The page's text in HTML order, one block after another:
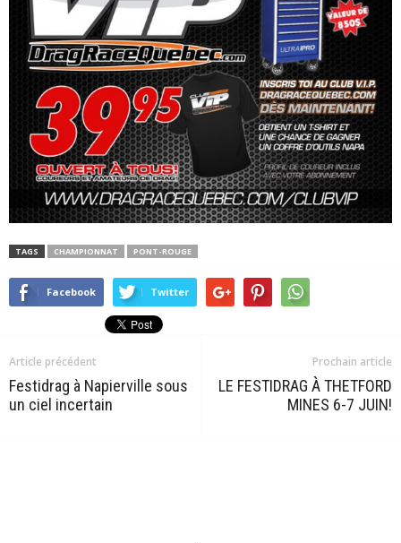
TAGS CHAMPIONNAT PONT-ROUGE
Facebook Twitter
Article précédent
Festidrag à Napierville sous
un ciel incertain
Prochain article
LE FESTIDRAG À THETFORD
MINES 6-7 JUIN!